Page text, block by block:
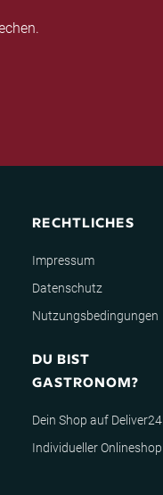
RECHTLICHES
Impressum
Datenschutz
Nutzungsbedingungen
DU BIST
GASTRONOM?
Dein Shop auf Deliver24
Individueller Onlineshop